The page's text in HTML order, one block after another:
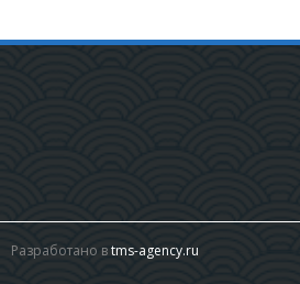
Разработано вtms-agency.ru